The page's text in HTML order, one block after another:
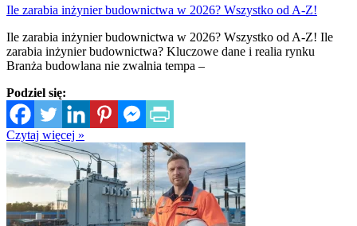
Ile zarabia inżynier budownictwa w 2026? Wszystko od A-Z!
Ile zarabia inżynier budownictwa w 2026? Wszystko od A-Z! Ile
zarabia inżynier budownictwa? Kluczowe dane i realia rynku
Branża budowlana nie zwalnia tempa –
Podziel się:
Czytaj więcej »